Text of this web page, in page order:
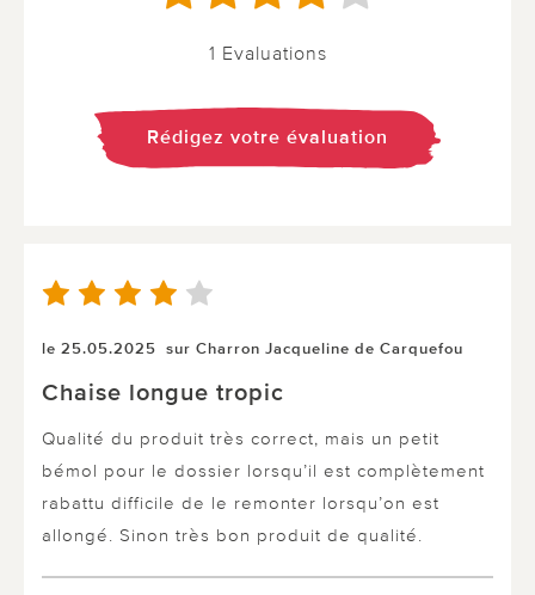
1 Evaluations
Rédigez votre évaluation
le 25.05.2025 sur Charron Jacqueline de Carquefou
Chaise longue tropic
Qualité du produit très correct, mais un petit
bémol pour le dossier lorsqu’il est complètement
rabattu difficile de le remonter lorsqu’on est
allongé. Sinon très bon produit de qualité.